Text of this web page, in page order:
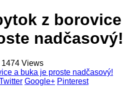
z borovice
nadčasový!
1474 Views
Google+ Pinterest